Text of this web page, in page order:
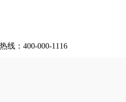
线：400-000-1116